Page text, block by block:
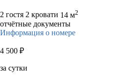
2 гостя 2 кровати 14 м2
отчётные документы
Информация о номере
4 500 ₽
за сутки